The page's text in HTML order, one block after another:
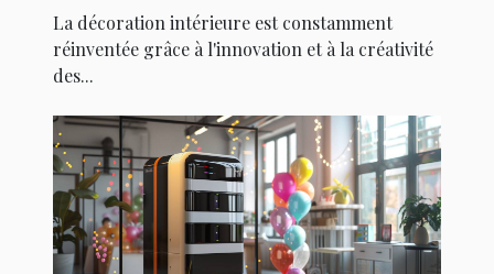
la décoration intérieure
La décoration intérieure est constamment
réinventée grâce à l'innovation et à la créativité
des...